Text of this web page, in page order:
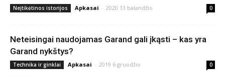
Neįtikėtinos istorijos Apkasai - 2020 13 balandžio 0
Neteisingai naudojamas Garand gali įkąsti – kas yra
Garand nykštys?
Technika ir ginklai Apkasai - 2019 6 gruodžio 0